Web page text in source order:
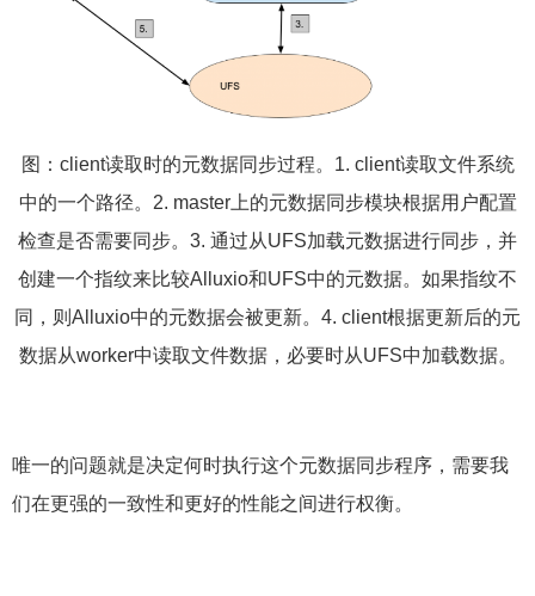
图：client读取时的元数据同步过程。1. client读取文件系统
中的一个路径。2. master上的元数据同步模块根据用户配置
检查是否需要同步。3. 通过从UFS加载元数据进行同步，并
创建一个指纹来比较Alluxio和UFS中的元数据。如果指纹不
同，则Alluxio中的元数据会被更新。4. client根据更新后的元
数据从worker中读取文件数据，必要时从UFS中加载数据。
唯一的问题就是决定何时执行这个元数据同步程序，需要我
们在更强的一致性和更好的性能之间进行权衡。